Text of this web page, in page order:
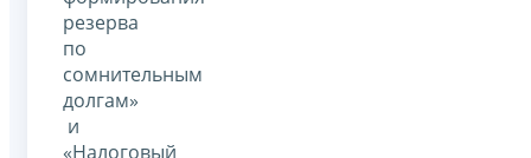
резерва
по
сомнительным
долгам»
и
«Налоговый